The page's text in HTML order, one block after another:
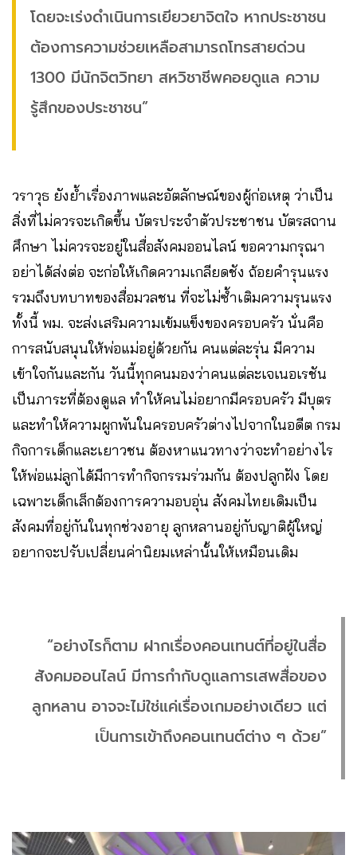
โดยจะเร่งดำเนินการเยียวยาจิตใจ หากประชาชน
ต้องการความช่วยเหลือสามารถโทรสายด่วน
1300 มีนักจิตวิทยา สหวิชาชีพคอยดูแล ความ
รู้สึกของประชาชน”
วราวุธ ยังย้ำเรื่องภาพและอัตลักษณ์ของผู้ก่อเหตุ ว่าเป็น
สิ่งที่ไม่ควรจะเกิดขึ้น บัตรประจำตัวประชาชน บัตรสถาน
ศึกษา ไม่ควรจะอยู่ในสื่อสังคมออนไลน์ ขอความกรุณา
อย่าได้ส่งต่อ จะก่อให้เกิดความเกลียดชัง ถ้อยคำรุนแรง
รวมถึงบทบาทของสื่อมวลชน ที่จะไม่ซ้ำเติมความรุนแรง
ทั้งนี้ พม. จะส่งเสริมความเข้มแข็งของครอบครัว นั่นคือ
การสนับสนุนให้พ่อแม่อยู่ด้วยกัน คนแต่ละรุ่น มีความ
เข้าใจกันและกัน วันนี้ทุกคนมองว่าคนแต่ละเจเนอเรชัน
เป็นภาระที่ต้องดูแล ทำให้คนไม่อยากมีครอบครัว มีบุตร
และทำให้ความผูกพันในครอบครัวต่างไปจากในอดีต กรม
กิจการเด็กและเยาวชน ต้องหาแนวทางว่าจะทำอย่างไร
ให้พ่อแม่ลูกได้มีการทำกิจกรรมร่วมกัน ต้องปลูกฝัง โดย
เฉพาะเด็กเล็กต้องการความอบอุ่น สังคมไทยเดิมเป็น
สังคมที่อยู่กันในทุกช่วงอายุ ลูกหลานอยู่กับญาติผู้ใหญ่
อยากจะปรับเปลี่ยนค่านิยมเหล่านั้นให้เหมือนเดิม
“อย่างไรก็ตาม ฝากเรื่องคอนเทนต์ที่อยู่ในสื่อ
สังคมออนไลน์ มีการกำกับดูแลการเสพสื่อของ
ลูกหลาน อาจจะไม่ใช่แค่เรื่องเกมอย่างเดียว แต่
เป็นการเข้าถึงคอนเทนต์ต่าง ๆ ด้วย”